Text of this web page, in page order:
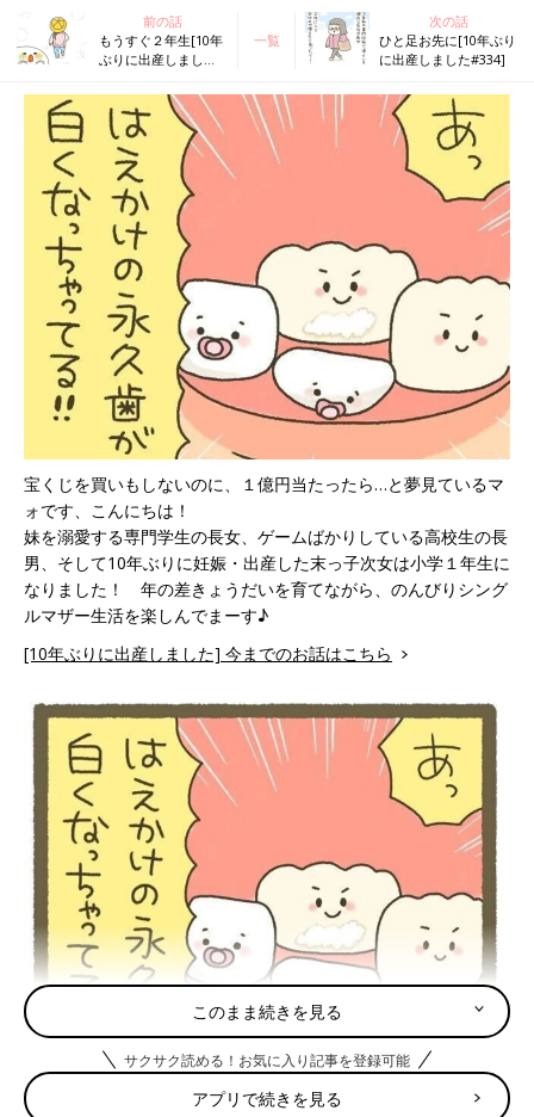
前の話
もうすぐ２年生[10年
ぶりに出産しました
一覧
次の話
ひと足お先に[10年ぶり
に出産しました#334]
宝くじを買いもしないのに、１億円当たったら…と夢見ているマ
ォです、こんにちは！
妹を溺愛する専門学生の長女、ゲームばかりしている高校生の長
男、そして10年ぶりに妊娠・出産した末っ子次女は小学１年生に
なりました！ 年の差きょうだいを育てながら、のんびりシング
ルマザー生活を楽しんでまーす♪
[10年ぶりに出産しました] 今までのお話はこちら
このまま続きを見る
サクサク読める！お気に入り記事を登録可能
アプリで続きを見る